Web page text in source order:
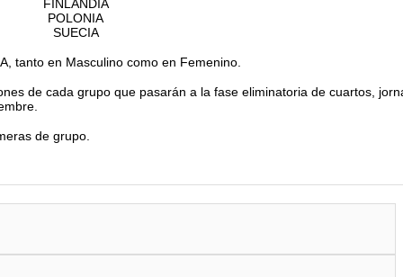
FINLANDIA
POLONIA
SUECIA
tanto en Masculino como en Femenino.
de cada grupo que pasarán a la fase eliminatoria de cuartos,
de grupo.